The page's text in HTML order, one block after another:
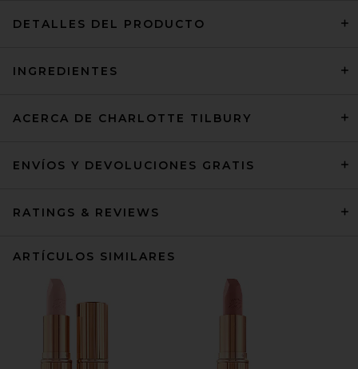
DETALLES DEL PRODUCTO
INGREDIENTES
ACERCA DE CHARLOTTE TILBURY
ENVÍOS Y DEVOLUCIONES GRATIS
RATINGS & REVIEWS
ARTÍCULOS SIMILARES